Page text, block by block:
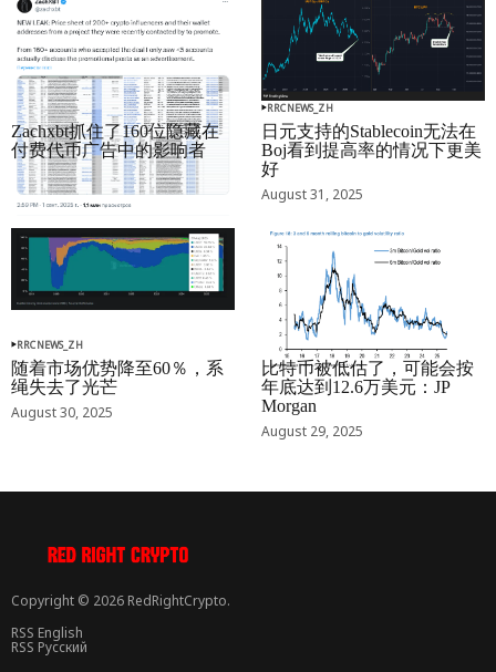
RRCNEWS_ZH
Zachxbt抓住了160位隐藏在
付费代币广告中的影响者
September 01, 2025
RRCNEWS_ZH
日元支持的Stablecoin无法在
Boj看到提高率的情况下更美
好
August 31, 2025
RRCNEWS_ZH
随着市场优势降至60％，系
绳失去了光芒
August 30, 2025
RRCNEWS_ZH
比特币被低估了，可能会按
年底达到12.6万美元：JP
Morgan
August 29, 2025
Copyright © 2026 RedRightCrypto.
RSS English
RSS Русский